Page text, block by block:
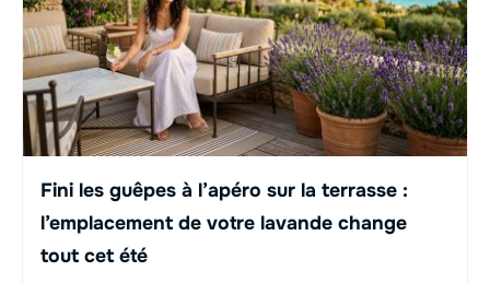
Fini les guêpes à l’apéro sur la terrasse :
l’emplacement de votre lavande change
tout cet été